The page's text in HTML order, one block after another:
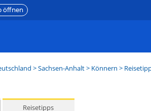
öffnen
>Sachsen-Anhalt> Könnern >
Reisetipps